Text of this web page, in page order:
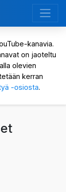
kanavia.
on jaoteltu
olevien
kerran
-osiosta.